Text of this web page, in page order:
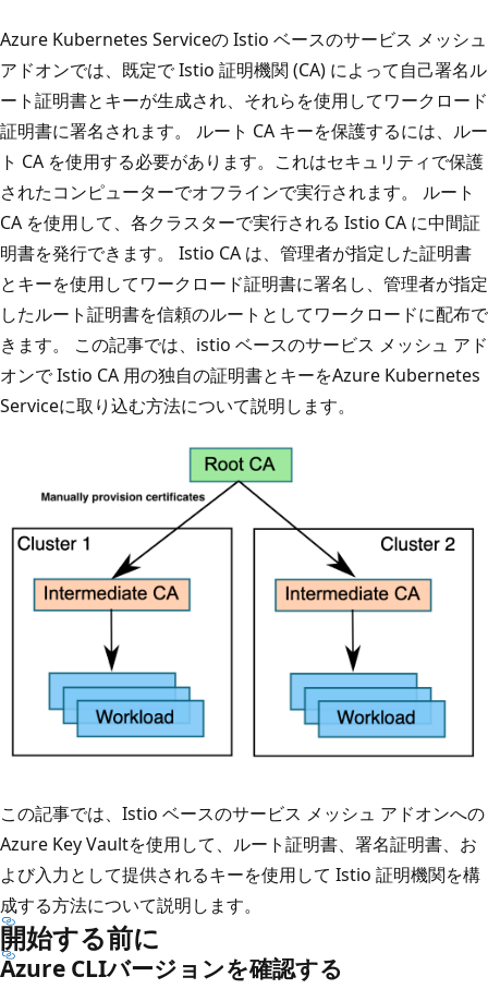
Azure Kubernetes Serviceの Istio ベースのサービス メッシュ
アドオンでは、既定で Istio 証明機関 (CA) によって自己署名ル
ート証明書とキーが生成され、それらを使用してワークロード
証明書に署名されます。 ルート CA キーを保護するには、ルー
ト CA を使用する必要があります。これはセキュリティで保護
されたコンピューターでオフラインで実行されます。 ルート
CA を使用して、各クラスターで実行される Istio CA に中間証
明書を発行できます。 Istio CA は、管理者が指定した証明書
とキーを使用してワークロード証明書に署名し、管理者が指定
したルート証明書を信頼のルートとしてワークロードに配布で
きます。 この記事では、istio ベースのサービス メッシュ アド
オンで Istio CA 用の独自の証明書とキーをAzure Kubernetes
Serviceに取り込む方法について説明します。
この記事では、Istio ベースのサービス メッシュ アドオンへの
Azure Key Vaultを使用して、ルート証明書、署名証明書、お
よび入力として提供されるキーを使用して Istio 証明機関を構
成する方法について説明します。
開始する前に
Azure CLIバージョンを確認する